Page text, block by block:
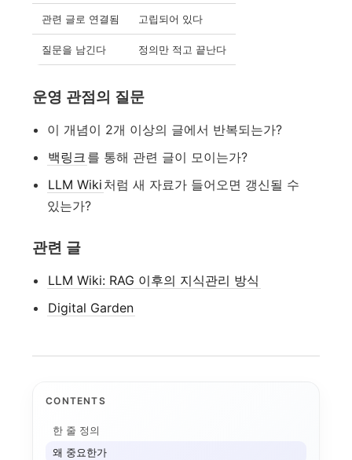
관련 글로 연결됨 고립되어 있다
질문을 남긴다 정의만 적고 끝난다
운영 관점의 질문
이 개념이 2개 이상의 글에서 반복되는가?
백링크 를 통해 관련 글이 모이는가?
LLM Wiki 처럼 새 자료가 들어오면 갱신될 수
있는가?
관련 글
LLM Wiki: RAG 이후의 지식관리 방식
Digital Garden
CONTENTS
한 줄 정의
왜 중요한가